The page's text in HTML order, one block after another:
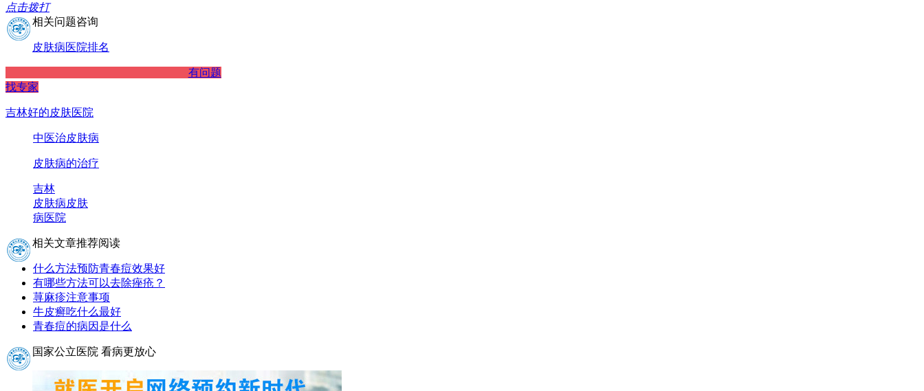
点击拨打
相关问题咨询
皮肤病医院排名
有问题
找专家
吉林好的皮肤医院
中医治皮肤病
皮肤病的治疗
吉林
皮肤病皮肤
病医院
相关文章推荐阅读
什么方法预防青春痘效果好
有哪些方法可以去除痤疮？
荨麻疹注意事项
牛皮癣吃什么最好
青春痘的病因是什么
国家公立医院 看病更放心